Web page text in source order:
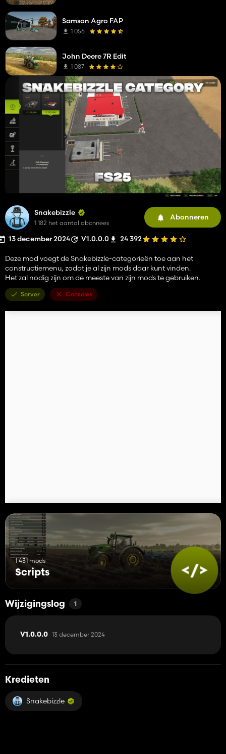
Snakebizzle
1 182 het aantal abonnees
Abonneren
13 december 2024 V1.0.0.0 24 392
Deze mod voegt de Snakebizzle-categorieën toe aan het
constructiemenu, zodat je al zijn mods daar kunt vinden.
Het zal nodig zijn om de meeste van zijn mods te gebruiken.
Server Consoles
1 431 mods
Scripts
Wijzigingslog 1
V1.0.0.0 13 december 2024
Kredieten
Snakebizzle
Samson Agro FAP
1 056
John Deere 7R Edit
1 087